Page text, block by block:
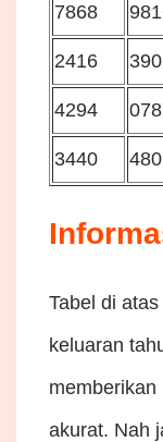
7868
2416
4294
3440
Tabel di
keluaran
memberikan
akurat. Nah